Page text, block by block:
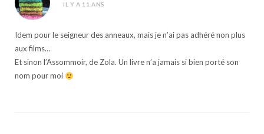
IL Y A 11 ANS
Idem pour le seigneur des anneaux, mais je n’ai pas adhéré non plus
aux films…
Et sinon l’Assommoir, de Zola. Un livre n’a jamais si bien porté son
nom pour moi